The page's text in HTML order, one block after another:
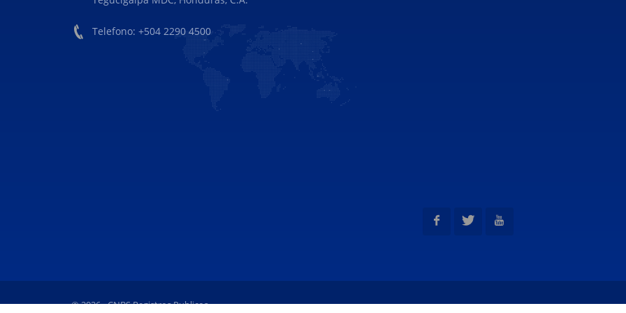
Telefono: +504 2290 4500
© 2026 - CNBS Registros Publicos